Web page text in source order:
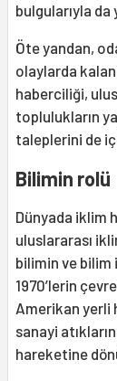
bulgularıyla da
Öte yandan,
olaylarda
haberciliği,
toplulukların
taleplerini de
Bilimin rolü
Dünyada iklim
uluslararası
bilimin ve bilim
1970’lerin
Amerikan yerli
sanayi
hareketine